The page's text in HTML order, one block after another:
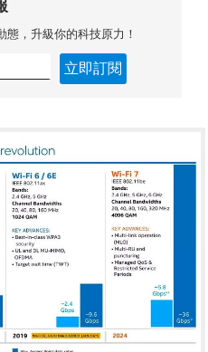
，升級你的科技原力！
立即訂閱